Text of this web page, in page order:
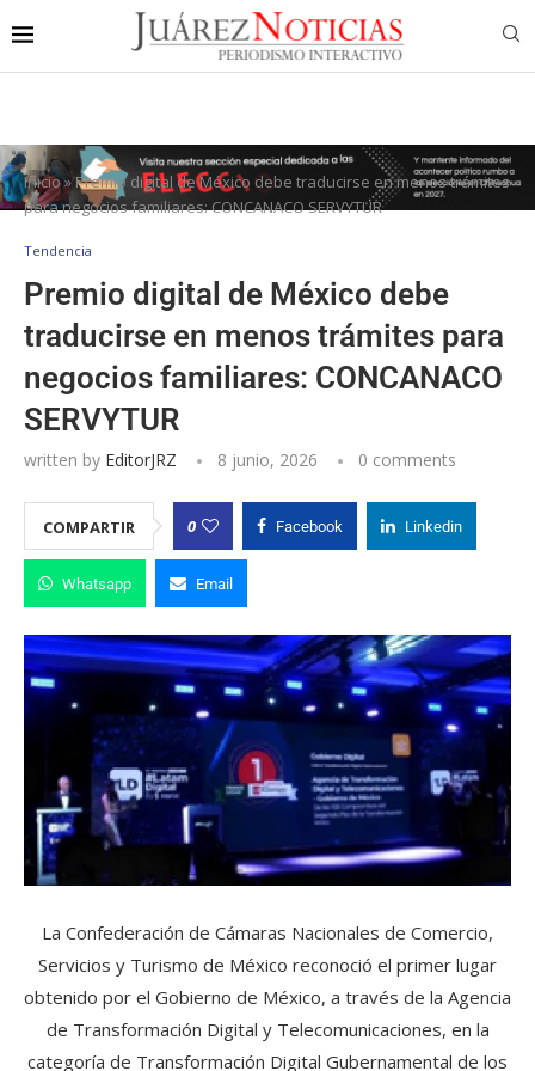
Inicio»Premio digital de México debe traducirse en menos trámites
para negocios familiares: CONCANACO SERVYTUR
Tendencia
Premio digital de México debe
traducirse en menos trámites para
negocios familiares: CONCANACO
SERVYTUR
written by EditorJRZ 8 junio, 2026 0 comments
COMPARTIR 0 Facebook Linkedin
Whatsapp Email
La Confederación de Cámaras Nacionales de Comercio,
Servicios y Turismo de México reconoció el primer lugar
obtenido por el Gobierno de México, a través de la Agencia
de Transformación Digital y Telecomunicaciones, en la
categoría de Transformación Digital Gubernamental de los